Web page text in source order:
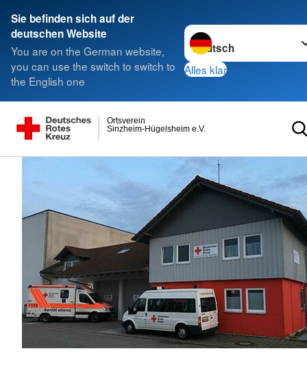
Sie befinden sich auf der
deutschen Website
You are on the German website,
you can use the switch to switch to
the English one
Sprache wechseln zu
Alles klar
Sinzheim-Hügelsheim e.V.
Ortsverein